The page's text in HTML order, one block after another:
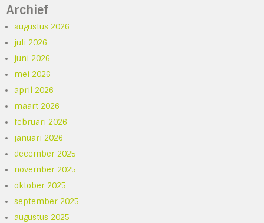
Archief
augustus 2026
juli 2026
juni 2026
mei 2026
april 2026
maart 2026
februari 2026
januari 2026
december 2025
november 2025
oktober 2025
september 2025
augustus 2025